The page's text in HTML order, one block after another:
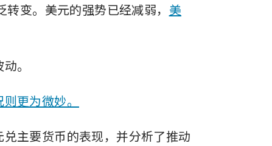
变。美元的强势已经减弱， 美
。
更为微妙。
主要货币的表现，并分析了推动